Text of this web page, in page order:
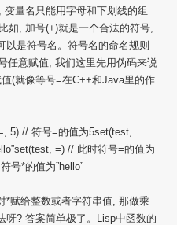
量名只能用字母和下划线的组
如, 加号(+)就是一个合法的符号,
是符号名。符号名的命名规则
任意赋值, 我们这里先用伪码来说
(就像等号=在C++和Java里的作
5) // 符号=的值为5set(test,
=) // 此时符号=的值为
号*的值为”hello”
*赋给整数或者字符串值, 那做乘
呀? 答案简单极了。Lisp中函数的